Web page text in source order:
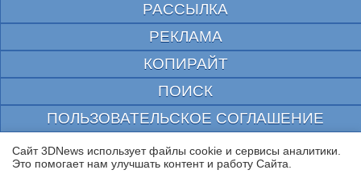
РАССЫЛКА
РЕКЛАМА
КОПИРАЙТ
ПОИСК
ПОЛЬЗОВАТЕЛЬСКОЕ СОГЛАШЕНИЕ
ЗАЩИЩЕНО CURATOR
© 1997—2026 Электронное периодическое издание "3ДНьюс" | Свидетельство о
Сайт 3DNews использует файлы cookie и сервисы аналитики.
Это помогает нам улучшать контент и работу Cайта.